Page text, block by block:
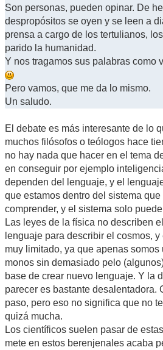
Son personas, pueden opinar. De
despropósitos se oyen y se leen a
prensa a cargo de los tertulianos,
parido la humanidad.
Y nos tragamos sus palabras como
Pero vamos, que me da lo mismo.
Un saludo.
El debate es más interesante de lo
muchos filósofos o teólogos hace
no hay nada que hacer en el tema
en conseguir por ejemplo
dependen del lenguaje, y el
que estamos dentro del sistema
comprender, y el sistema solo
Las leyes de la física no describen
lenguaje para describir el cosmos,
muy limitado, ya que apenas
monos sin demasiado pelo
base de crear nuevo lenguaje. Y la
parecer es bastante desalentadora.
paso, pero eso no significa que no
quizá mucha.
Los científicos suelen pasar de
mete en estos berenjenales acaba